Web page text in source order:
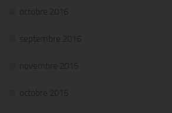
octobre 2016
septembre 2016
novembre 2015
octobre 2015